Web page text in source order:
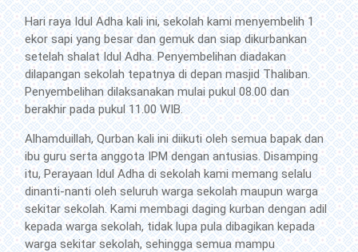
Hari raya Idul Adha kali ini, sekolah kami menyembelih 1
ekor sapi yang besar dan gemuk dan siap dikurbankan
setelah shalat Idul Adha. Penyembelihan diadakan
dilapangan sekolah tepatnya di depan masjid Thaliban.
Penyembelihan dilaksanakan mulai pukul 08.00 dan
berakhir pada pukul 11.00 WIB.
Alhamduillah, Qurban kali ini diikuti oleh semua bapak dan
ibu guru serta anggota IPM dengan antusias. Disamping
itu, Perayaan Idul Adha di sekolah kami memang selalu
dinanti-nanti oleh seluruh warga sekolah maupun warga
sekitar sekolah. Kami membagi daging kurban dengan adil
kepada warga sekolah, tidak lupa pula dibagikan kepada
warga sekitar sekolah, sehingga semua mampu